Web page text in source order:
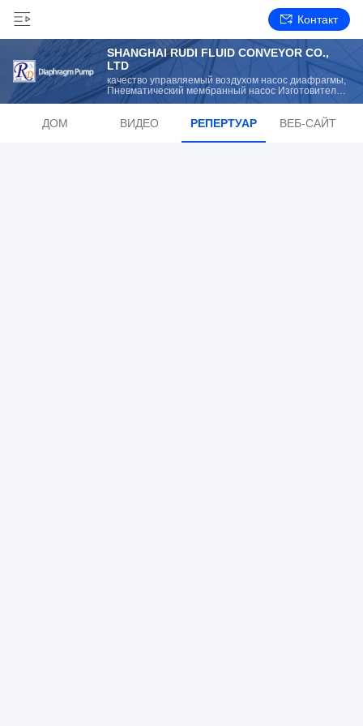
Контакт
SHANGHAI RUDI FLUID CONVEYOR CO.,
LTD
качество управляемый воздухом насос диафрагмы,
Пневматический мембранный насос Изготовитель
от Китая
ДОМ ВИДЕО РЕПЕРТУАР ВЕБ-САЙТ